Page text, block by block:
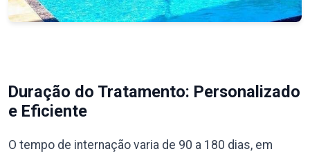
Duração do Tratamento: Personalizado
e Eficiente
O tempo de internação varia de 90 a 180 dias, em